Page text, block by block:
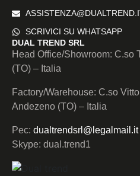
DUAL TREND SRL
Head Office/Showroom: C.so
(TO) – Italia
Factory/Warehouse: C.so
Andezeno (TO) – Italia
Pec: dualtrendsrl@legalmail.it
Skype: dual.trend1
SCRIVICI SU WHATSAPP